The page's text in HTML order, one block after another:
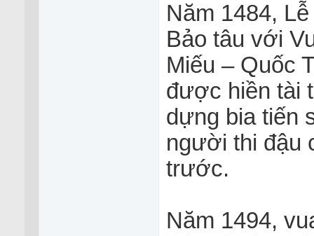
Năm 1484,
Bảo tâu với
Miếu – Quốc
được hiền tài
dựng bia tiến
người thi đậu
trước.
Năm 1494,